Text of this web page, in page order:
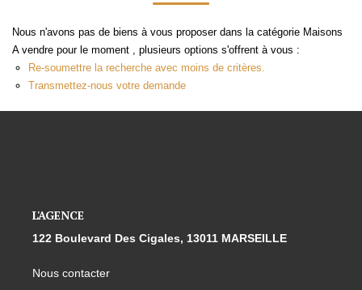
CONTACT
Budget max Plus de critères
Nous n'avons pas de biens à vous proposer dans la catégorie Maisons
A vendre pour le moment , plusieurs options s'offrent à vous :
Re-soumettre la recherche avec moins de critères.
Transmettez-nous votre demande
L'AGENCE
122 Boulevard Des Cigales, 13011 MARSEILLE
Nous contacter